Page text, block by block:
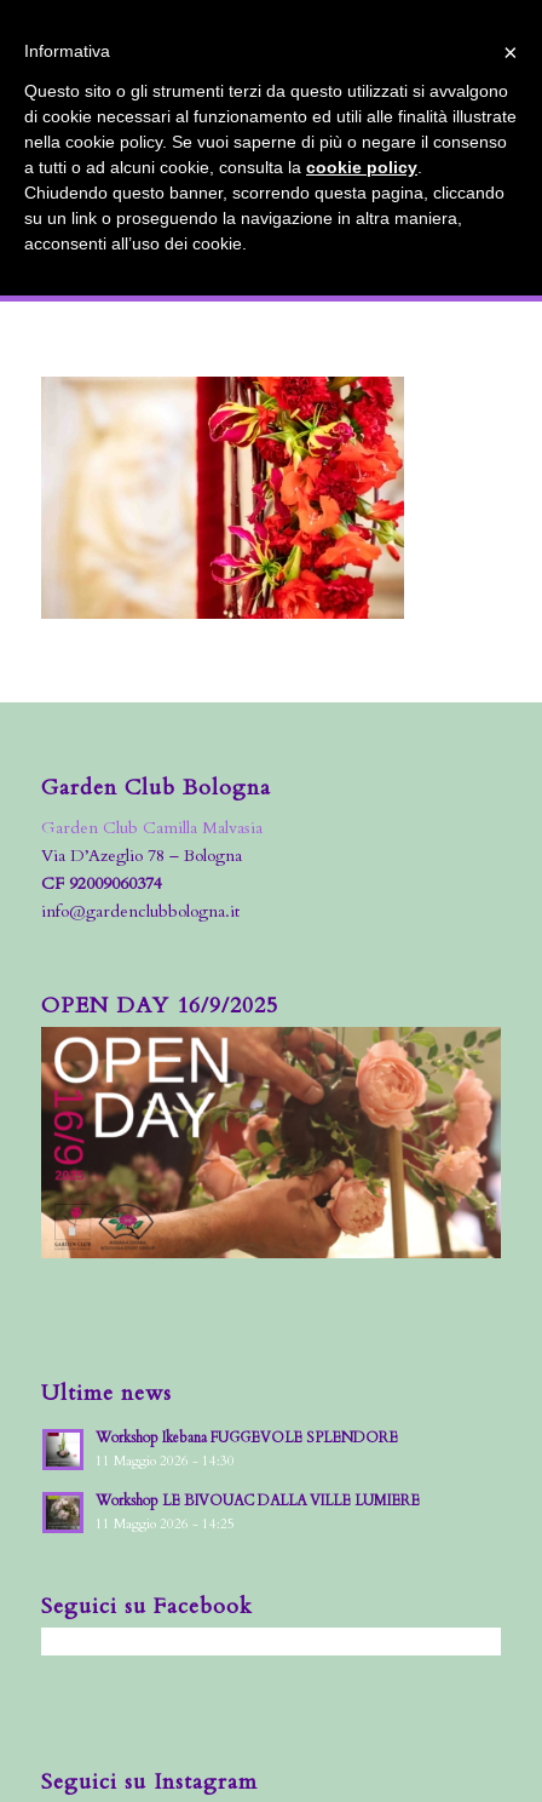
Arte per la pace Mostra del Garden
Club Bologna Dicembre 2023
Garden Club Bologna
Garden Club Camilla Malvasia
Via D’Azeglio 78 – Bologna
CF 92009060374
info@gardenclubbologna.it
OPEN DAY 16/9/2025
Ultime news
Workshop Ikebana FUGGEVOLE SPLENDORE
11 Maggio 2026 - 14:30
Workshop LE BIVOUAC DALLA VILLE LUMIERE
11 Maggio 2026 - 14:25
Seguici su Facebook
Seguici su Instagram
accetta l'uso dei cookies previsto nella pagina dedicata.
Fai clic per abilitare/disabilitare il tracciamento di
Google Analytics.
OK Privacy e cookie policy
×
Informativa
Questo sito o gli strumenti terzi da questo utilizzati si avvalgono
di cookie necessari al funzionamento ed utili alle finalità illustrate
nella cookie policy. Se vuoi saperne di più o negare il consenso
a tutti o ad alcuni cookie, consulta la cookie policy
Chiudendo questo banner, scorrendo questa pagina, cliccando
su un link o proseguendo la navigazione in altra maniera,
acconsenti all’uso dei cookie.